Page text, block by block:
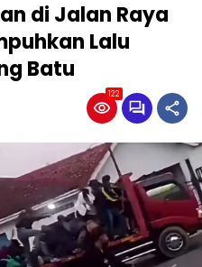
di Jalan Raya
Lalu
Batu
122